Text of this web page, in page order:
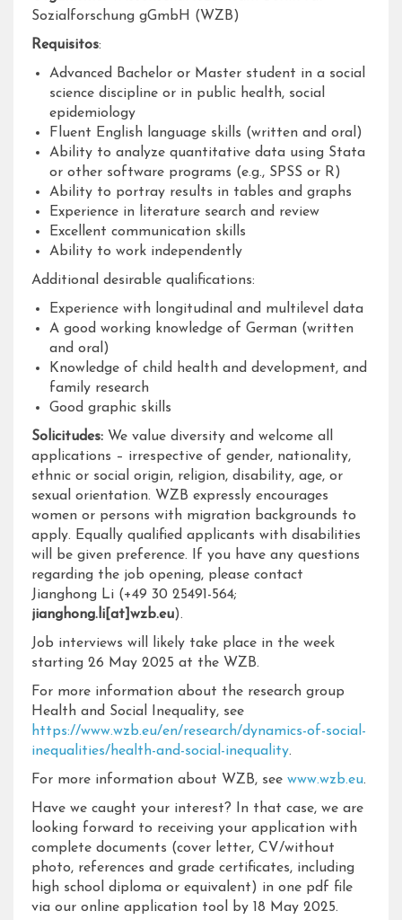
Sozialforschung gGmbH (WZB)
Requisitos:
Advanced Bachelor or Master student in a social
science discipline or in public health, social
epidemiology
Fluent English language skills (written and oral)
Ability to analyze quantitative data using Stata
or other software programs (e.g., SPSS or R)
Ability to portray results in tables and graphs
Experience in literature search and review
Excellent communication skills
Ability to work independently
Additional desirable qualifications:
Experience with longitudinal and multilevel data
A good working knowledge of German (written
and oral)
Knowledge of child health and development, and
family research
Good graphic skills
Solicitudes: We value diversity and welcome all
applications – irrespective of gender, nationality,
ethnic or social origin, religion, disability, age, or
sexual orientation. WZB expressly encourages
women or persons with migration backgrounds to
apply. Equally qualified applicants with disabilities
will be given preference. If you have any questions
regarding the job opening, please contact
Jianghong Li (+49 30 25491-564;
jianghong.li[at]wzb.eu).
Job interviews will likely take place in the week
starting 26 May 2025 at the WZB.
For more information about the research group
Health and Social Inequality, see
https://www.wzb.eu/en/research/dynamics-of-social-
inequalities/health-and-social-inequality.
For more information about WZB, see www.wzb.eu.
Have we caught your interest? In that case, we are
looking forward to receiving your application with
complete documents (cover letter, CV/without
photo, references and grade certificates, including
high school diploma or equivalent) in one pdf file
via our online application tool by 18 May 2025.